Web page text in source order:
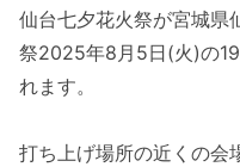
仙台七夕花火祭が宮城県
祭2025年8月5日(火)の
れます。
打ち上げ場所の近くの会